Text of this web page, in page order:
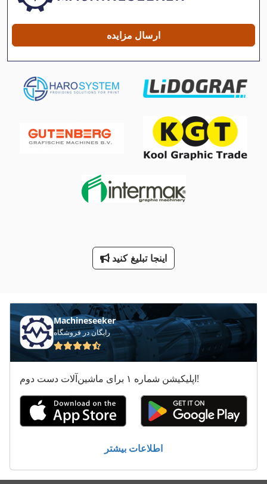
Rlu 210
Tur 560
جدا کننده فلزات
دستگاه خنک کننده
ماشین معاون 200 Mm
هماهنگ کردن دستگاه های خسته کننده
پرس افست
ارسال مزایده
اینجا تبلیغ کنید
Machineseeker
رایگان در فروشگاه
اپلیکیشن شماره ۱ برای ماشین‌آلات دست دوم!
اطلاعات بیشتر